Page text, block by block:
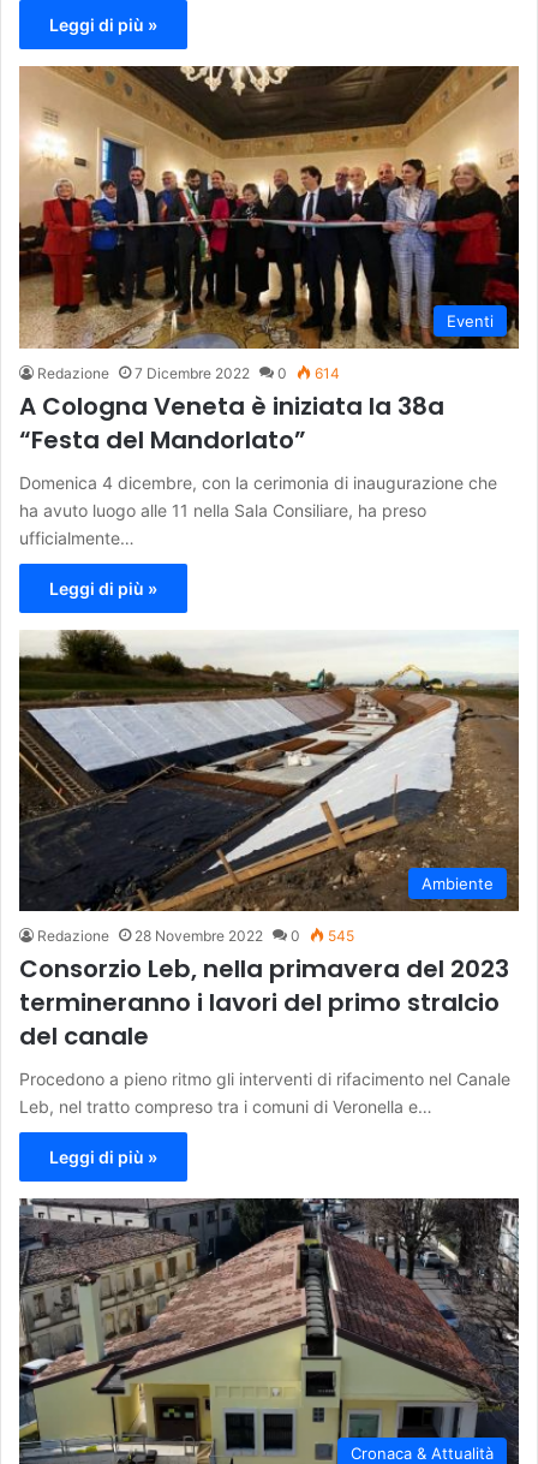
Leggi di più »
Eventi
Redazione 7 Dicembre 2022 0 614
A Cologna Veneta è iniziata la 38a
“Festa del Mandorlato”
Domenica 4 dicembre, con la cerimonia di inaugurazione che
ha avuto luogo alle 11 nella Sala Consiliare, ha preso
ufficialmente…
Leggi di più »
Ambiente
Redazione 28 Novembre 2022 0 545
Consorzio Leb, nella primavera del 2023
termineranno i lavori del primo stralcio
del canale
Procedono a pieno ritmo gli interventi di rifacimento nel Canale
Leb, nel tratto compreso tra i comuni di Veronella e…
Leggi di più »
Cronaca & Attualità